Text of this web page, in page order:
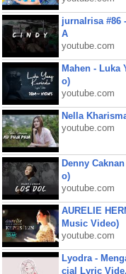
jurnalrisa #86
A
youtube.com
Mahen - Luka
o)
youtube.com
Nella
youtube.com
Denny
o)
youtube.com
AURELIE
Music Video)
youtube.com
Lyodra -
cial Lyric